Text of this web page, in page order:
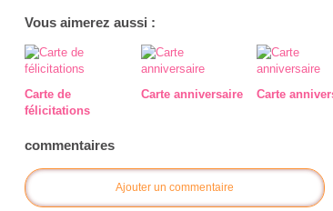
Vous aimerez aussi :
Carte de
félicitations
Carte anniversaire Carte
commentaires
Ajouter un commentaire